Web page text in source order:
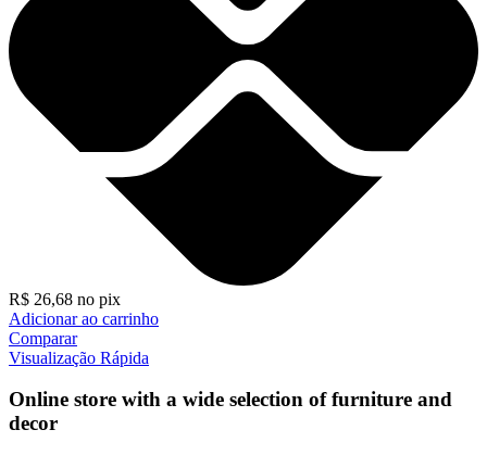
R$ 26,68 no pix
Adicionar ao carrinho
Comparar
Visualização Rápida
Online store with a wide selection of furniture and
decor